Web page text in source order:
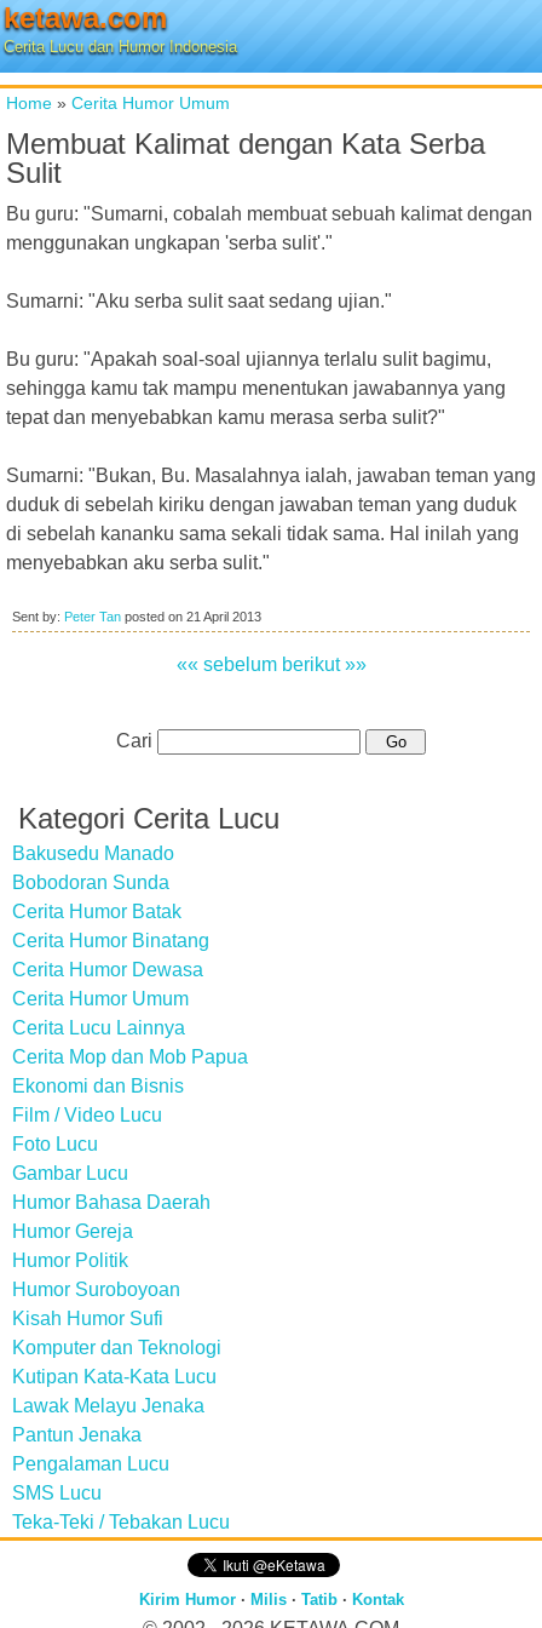
ketawa.com
Cerita Lucu dan Humor Indonesia
Home » Cerita Humor Umum
Membuat Kalimat dengan Kata Serba
Sulit
Bu guru: "Sumarni, cobalah membuat sebuah kalimat dengan
menggunakan ungkapan 'serba sulit'."
Sumarni: "Aku serba sulit saat sedang ujian."
Bu guru: "Apakah soal-soal ujiannya terlalu sulit bagimu,
sehingga kamu tak mampu menentukan jawabannya yang
tepat dan menyebabkan kamu merasa serba sulit?"
Sumarni: "Bukan, Bu. Masalahnya ialah, jawaban teman yang
duduk di sebelah kiriku dengan jawaban teman yang duduk
di sebelah kananku sama sekali tidak sama. Hal inilah yang
menyebabkan aku serba sulit."
Sent by: Peter Tan posted on 21 April 2013
«« sebelum berikut »»
Cari
Kategori Cerita Lucu
Bakusedu Manado
Bobodoran Sunda
Cerita Humor Batak
Cerita Humor Binatang
Cerita Humor Dewasa
Cerita Humor Umum
Cerita Lucu Lainnya
Cerita Mop dan Mob Papua
Ekonomi dan Bisnis
Film / Video Lucu
Foto Lucu
Gambar Lucu
Humor Bahasa Daerah
Humor Gereja
Humor Politik
Humor Suroboyoan
Kisah Humor Sufi
Komputer dan Teknologi
Kutipan Kata-Kata Lucu
Lawak Melayu Jenaka
Pantun Jenaka
Pengalaman Lucu
SMS Lucu
Teka-Teki / Tebakan Lucu
Kirim Humor· Milis· Tatib· Kontak